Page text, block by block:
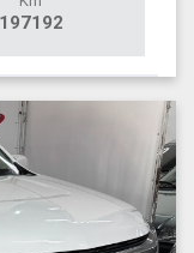
197192